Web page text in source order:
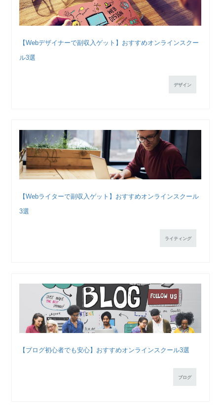
【Webデザイナーで副収入ゲット】おすすめオンラインスクー
ル3選
デザイン
【Webライターで副収入ゲット】おすすめオンラインスクール
3選
ライティング
【ブログ初心者でも安心】おすすめオンラインスクール3選
ブログ